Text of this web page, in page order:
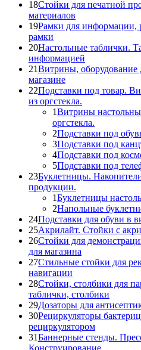
18Стойки для печатной
материалов
19Рамки для информации,
рамки
20Настольные таблички.
информацией
21Витрины, оборудование
магазине
22Подставки под товар.
из оргстекла.
1Витрины
оргстекла.
2Подставки под
3Подставки под
4Подставки под
5Подставки под
23Буклетницы.
продукции.
1Буклетницы
2Напольные
24Подставки для обуви в
25Акрилайт. Стойки с
26Стойки для
для магазина
27Стильные стойки для
навигации
28Стойки, столбики для
таблички, столбики
29Дозаторы для
30Рециркуляторы
рециркулятором
31Баннерные стенды.
Конструирование.